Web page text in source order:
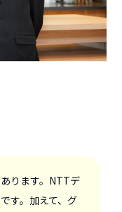
ります。NTTデ
す。加えて、グ